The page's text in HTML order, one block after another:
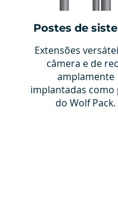
Postes de
Extensões
câmera e de
amplamente
implantadas como
do Wolf Pack.